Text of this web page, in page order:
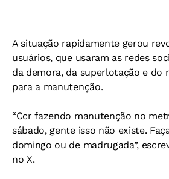
A situação rapidamente gerou
usuários, que usaram as redes
da demora, da superlotação e do
para a manutenção.
“Ccr fazendo manutenção no
sábado, gente isso não existe.
domingo ou de madrugada”,
no X.